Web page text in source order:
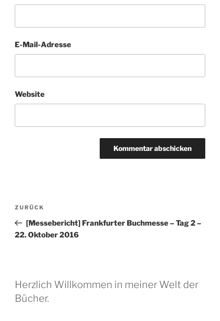
E-Mail-Adresse
Website
Beitragsnavigation
Vorheriger
Beitrag
ZURÜCK
[Messebericht] Frankfurter Buchmesse – Tag 2 –
22. Oktober 2016
Herzlich Willkommen in meiner Welt der
Bücher.